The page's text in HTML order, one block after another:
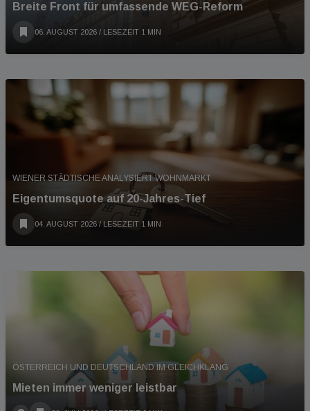
Breite Front für umfassende WEG-Reform
06. AUGUST 2026 / LESEZEIT 1 MIN
WIENER STÄDTISCHE ANALYSIERT WOHNMARKT
Eigentumsquote auf 20-Jahres-Tief
04. AUGUST 2026 / LESEZEIT 1 MIN
ÖSTERREICH UND DEUTSCHLAND IM GLEICHKLANG
Mieten immer weniger leistbar